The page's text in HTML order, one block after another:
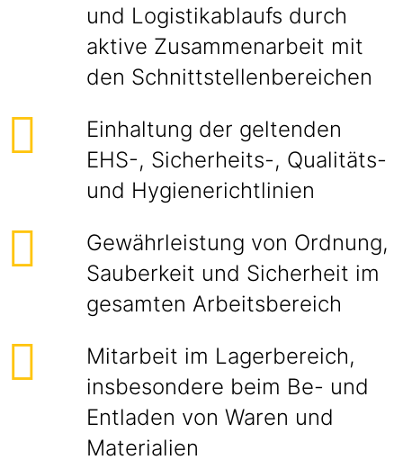
und Logistikablaufs durch
aktive Zusammenarbeit mit
den Schnittstellenbereichen
Einhaltung der geltenden
EHS-, Sicherheits-, Qualitäts-
und Hygienerichtlinien
Gewährleistung von Ordnung,
Sauberkeit und Sicherheit im
gesamten Arbeitsbereich
Mitarbeit im Lagerbereich,
insbesondere beim Be- und
Entladen von Waren und
Materialien